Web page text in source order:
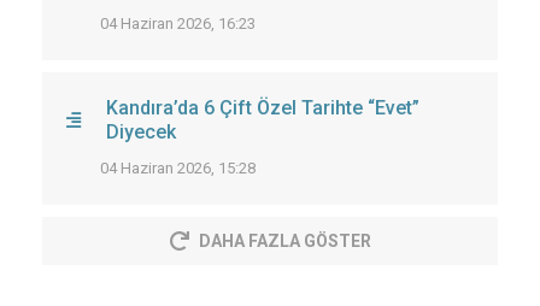
04 Haziran 2026, 16:23
Kandıra’da 6 Çift Özel Tarihte “Evet”
Diyecek
04 Haziran 2026, 15:28
DAHA FAZLA GÖSTER